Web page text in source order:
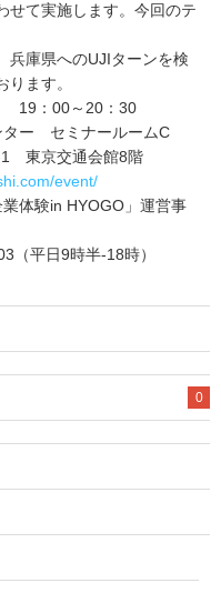
せて実施します。今回のテ
庫県へのUJIターンを検
ます。
：00～20：30
ー セミナールームC
交通会館8階
event/
験in HYOGO」運営事
9時半-18時）
0